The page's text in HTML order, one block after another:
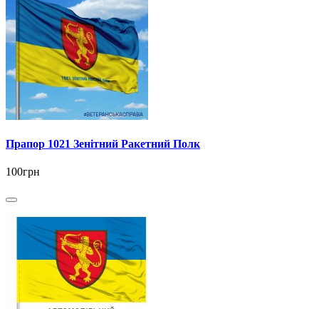
Прапор 1021 Зенітний Ракетний Полк
100грн